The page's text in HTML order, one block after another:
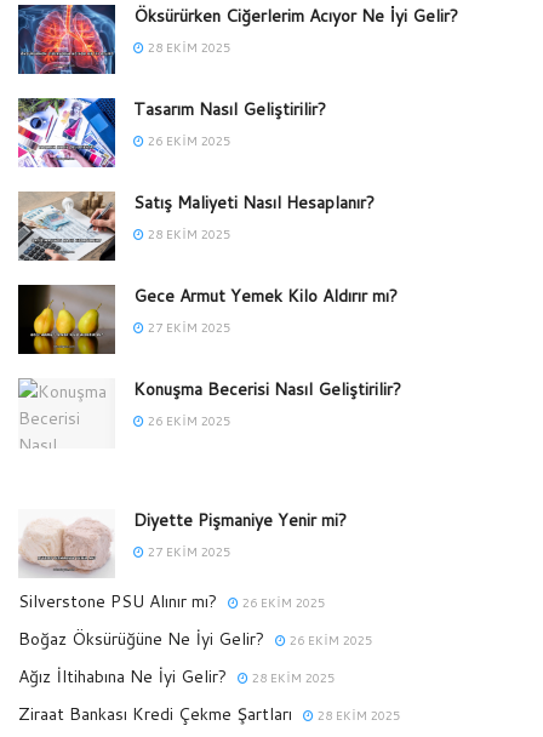
Öksürürken Ciğerlerim Acıyor Ne İyi Gelir?
28 EKIM 2025
Tasarım Nasıl Geliştirilir?
26 EKIM 2025
Satış Maliyeti Nasıl Hesaplanır?
28 EKIM 2025
Gece Armut Yemek Kilo Aldırır mı?
27 EKIM 2025
Konuşma Becerisi Nasıl Geliştirilir?
26 EKIM 2025
Diyette Pişmaniye Yenir mi?
27 EKIM 2025
Silverstone PSU Alınır mı? 26 EKIM 2025
Boğaz Öksürüğüne Ne İyi Gelir? 26 EKIM 2025
Ağız İltihabına Ne İyi Gelir? 28 EKIM 2025
Ziraat Bankası Kredi Çekme Şartları 28 EKIM 2025